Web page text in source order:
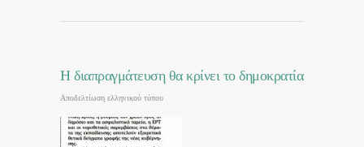
Η διαπραγμάτευση θα κρίνει το δημοκρατία
Αποδελτίωση ελληνικού τύπου